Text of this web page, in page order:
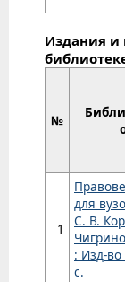
Издания и
№
1
для
С. В.
: Изд-во
с.